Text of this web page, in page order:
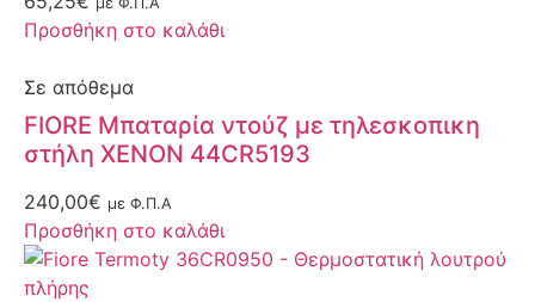
Προσθήκη στο καλάθι
Σε απόθεμα
FIORE Mπαταρία ντούζ με τηλεσκοπικη
στήλη XENON 44CR5193
240,00€ με Φ.Π.Α
Προσθήκη στο καλάθι